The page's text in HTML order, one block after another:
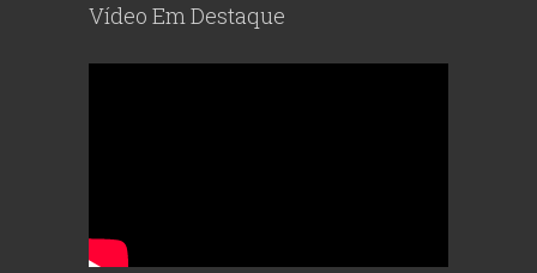
Vídeo Em Destaque